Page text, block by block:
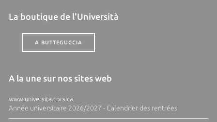
La boutique de l'Università
A BUTTEGUCCIA
A la une sur nos sites web
www.universita.corsica
Année universitaire 2026/2027 - Calendrier des rentrées